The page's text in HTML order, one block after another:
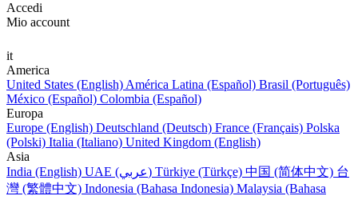
Accedi
Mio account
it
America
United States (English) América Latina (Español) Brasil (Português)
México (Español) Colombia (Español)
Europa
Europe (English) Deutschland (Deutsch) France (Français) Polska
(Polski) Italia (Italiano) United Kingdom (English)
Asia
India (English)
UAE (عربي) Türkiye (Türkçe) 中国 (简体中文) 台
灣 (繁體中文) Indonesia (Bahasa Indonesia) Malaysia (Bahasa